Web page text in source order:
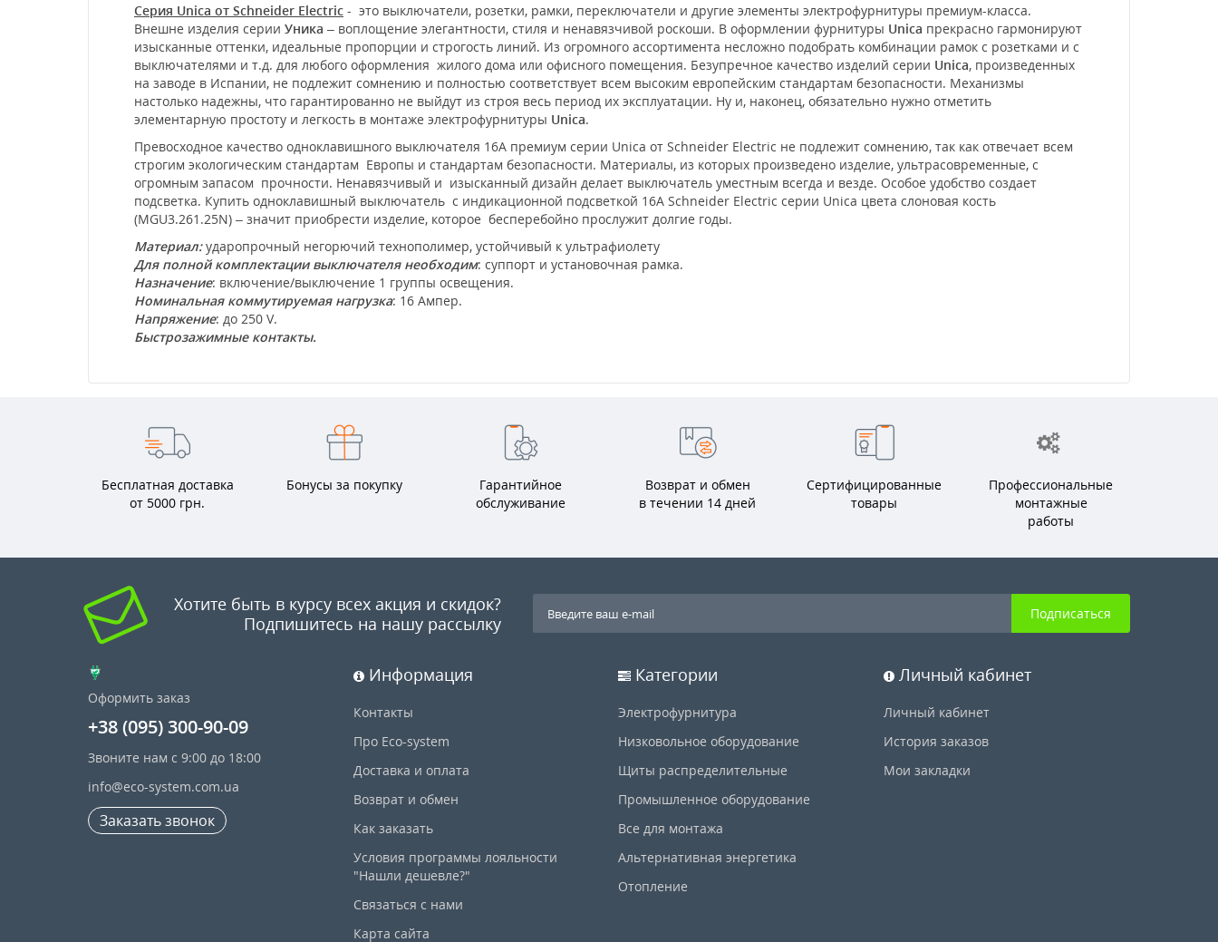
Серия Unica от Schneider Electric - это выключатели, розетки, рамки, переключатели и другие элементы электрофурнитуры премиум-класса.
Внешне изделия серии Уника – воплощение элегантности, стиля и ненавязчивой роскоши. В оформлении фурнитуры Unica прекрасно гармонируют
изысканные оттенки, идеальные пропорции и строгость линий. Из огромного ассортимента несложно подобрать комбинации рамок с розетками и с
выключателями и т.д. для любого оформления жилого дома или офисного помещения. Безупречное качество изделий серии Unica, произведенных
на заводе в Испании, не подлежит сомнению и полностью соответствует всем высоким европейским стандартам безопасности. Механизмы
настолько надежны, что гарантированно не выйдут из строя весь период их эксплуатации. Ну и, наконец, обязательно нужно отметить
элементарную простоту и легкость в монтаже электрофурнитуры Unica.
Превосходное качество одноклавишного выключателя 16А премиум серии Unica от Schneider Electric не подлежит сомнению, так как отвечает всем
строгим экологическим стандартам Европы и стандартам безопасности. Материалы, из которых произведено изделие, ультрасовременные, с
огромным запасом прочности. Ненавязчивый и изысканный дизайн делает выключатель уместным всегда и везде. Особое удобство создает
подсветка. Купить одноклавишный выключатель с индикационной подсветкой 16А Schneider Electric серии Unica цвета слоновая кость
(MGU3.261.25N) – значит приобрести изделие, которое бесперебойно прослужит долгие годы.
Материал:ударопрочный негорючий технополимер, устойчивый к ультрафиолету
Для полной комплектации выключателя необходим: суппорт и установочная рамка.
Назначение: включение/выключение 1 группы освещения.
Номинальная коммутируемая нагрузка: 16 Ампер.
Напряжение: до 250 V.
Быстрозажимные контакты.
Бесплатная доставка
от 5000 грн.
Бонусы за покупку
Гарантийное
обслуживание
Возврат и обмен
в течении 14 дней
Сертифицированные
товары
Профессиональные
монтажные
работы
Хотите быть в курсу всех акция и скидок?
Подпишитесь на нашу рассылку
Подписаться
Оформить заказ
+38 (095) 300-90-09
Звоните нам с 9:00 до 18:00
info@eco-system.com.ua
Заказать звонок
Информация
Контакты
Про Eco-system
Доставка и оплата
Возврат и обмен
Как заказать
Условия программы лояльности
"Нашли дешевле?"
Связаться с нами
Карта сайта
Категории
Электрофурнитура
Низковольное оборудование
Щиты распределительные
Промышленное оборудование
Все для монтажа
Альтернативная энергетика
Отопление
Личный кабинет
Личный кабинет
История заказов
Мои закладки